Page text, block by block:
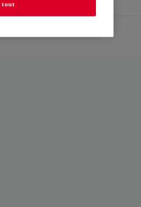
bancaire. 1. Le
tout